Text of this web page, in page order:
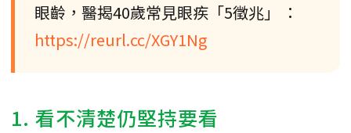
眼齡，醫揭40歲常見眼疾「5徵兆」 ：
https://reurl.cc/XGY1Ng
1. 看不清楚仍堅持要看